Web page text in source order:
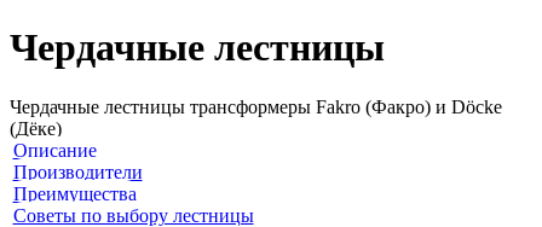
Чердачные лестницы
Чердачные лестницы трансформеры Fakro (Факро) и Döcke
(Дёке)
Описание
Производители
Преимущества
Советы по выбору лестницы